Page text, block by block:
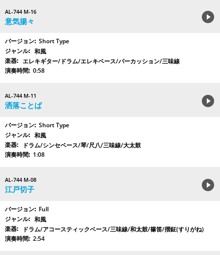
AL-744 M-16
意気揚々
Short Type
和風
エレキギター/ドラム/エレキベース/パーカッション/三味線
0:58
AL-744 M-11
洒落ことば
Short Type
和風
ドラム/シンセベース/琴/尺八/三味線/大太鼓
1:08
AL-744 M-08
江戸切子
Full
和風
ドラム/アコースティックベース/三味線/和太鼓/篠笛/摺鉦(すりがね)
2:54